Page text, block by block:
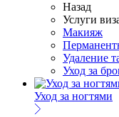
Назад
Услуги
Макияж
Удаление
Уход за
Уход за ногтями